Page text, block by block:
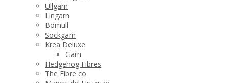
Ullgarn
Lingarn
Bomull
Sockgarn
Krea Deluxe
Garn
Hedgehog Fibres
The Fibre co